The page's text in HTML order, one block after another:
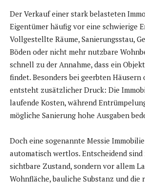
Der Verkauf einer stark belasteten
Eigentümer häufig vor eine schwierige
Vollgestellte Räume, Sanierungsstau,
Böden oder nicht mehr nutzbare
schnell zu der Annahme, dass ein
findet. Besonders bei geerbten Häusern
entsteht zusätzlicher Druck: Die
laufende Kosten, während
mögliche Sanierung hohe Ausgaben
Doch eine sogenannte Messie
automatisch wertlos. Entscheidend
sichtbare Zustand, sondern vor allem
Wohnfläche, bauliche Substanz und die